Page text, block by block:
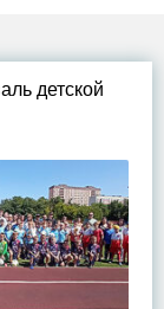
детской